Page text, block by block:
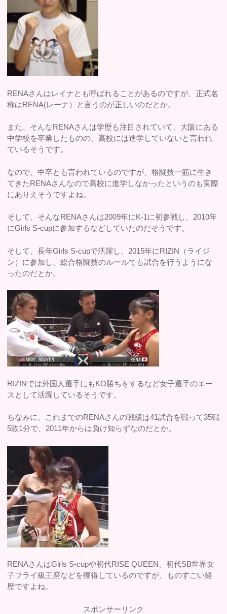
RENAさんはレイナとも呼ばれることがあるのですが、正式名
称はRENA(レーナ）と言うのが正しいのだとか。
また、そんなRENAさんは学歴も注目されていて、大阪にある
中学校を卒業したものの、高校には進学していないと言われ
ているそうです。
なので、中卒とも言われているのですが、格闘技一筋に生き
てきたRENAさんなので高校に進学しなかったというのも実際
にありえそうですよね。
そして、そんなRENAさんは2009年にK-1に初参戦し、2010年
にGirls S-cupに参加するなどしていたのだそうです。
そして、長年Girls S-cupで活躍し、2015年にRIZIN（ライジ
ン）に参加し、総合格闘技のルールでも試合を行うようにな
ったのだとか。
RIZINでは外国人選手にもKO勝ちをするなど女子選手のエー
スとして活躍しているそうです。
ちなみに、これまでのRENAさんの戦績は41試合を戦って35戦
5敗1分で、2011年からは負け知らずなのだとか。
RENAさんはGirls S-cupや初代RISE QUEEN、初代SB世界女
子フライ級王座などを獲得しているのですが、ものすごい経
歴ですよね。
スポンサーリンク